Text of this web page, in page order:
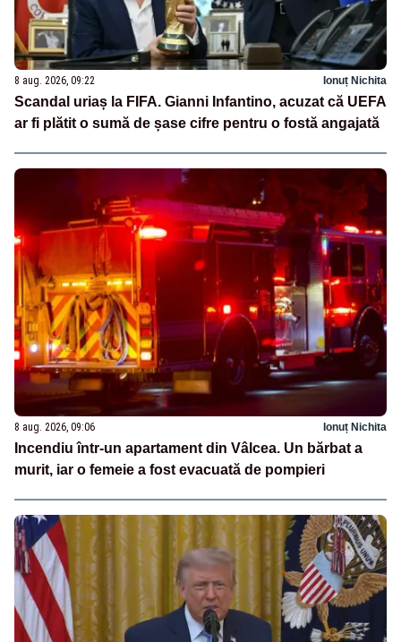
8 aug. 2026, 09:22 Ionuț Nichita
Scandal uriaș la FIFA. Gianni Infantino, acuzat că UEFA
ar fi plătit o sumă de șase cifre pentru o fostă angajată
8 aug. 2026, 09:06 Ionuț Nichita
Incendiu într-un apartament din Vâlcea. Un bărbat a
murit, iar o femeie a fost evacuată de pompieri